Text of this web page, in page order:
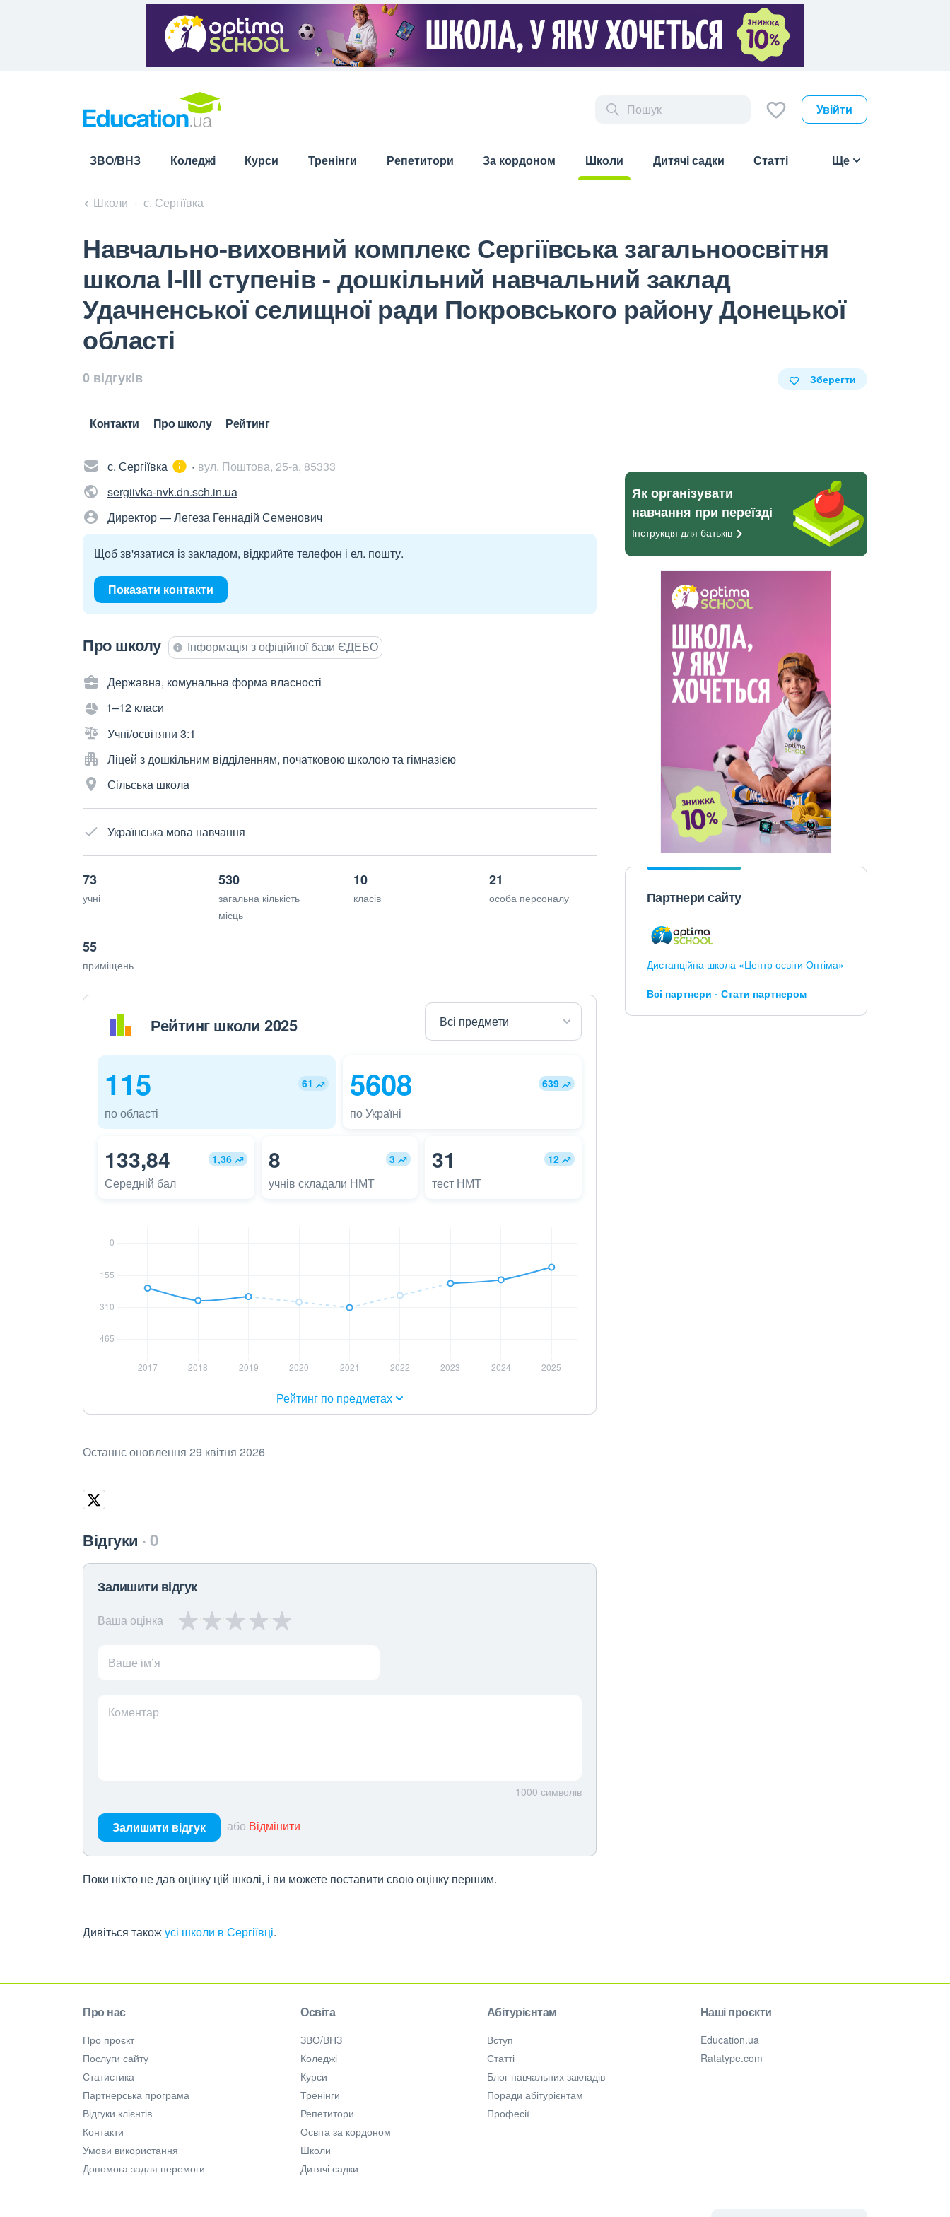
Увійти
ЗВО/ВНЗ Коледжі Курси Тренінги Репетитори За кордоном
Школи
Дитячі садки Статті Ще
Школи с. Сергіївка
Навчально-виховний комплекс Сергіївська загальноосвітня
школа I-III ступенів - дошкільний навчальний заклад
Удачненської селищної ради Покровського району Донецької
області
0 відгуків Зберегти
Контакти Про школу Рейтинг
с. Сергіївка
вул. Поштова, 25-а, 85333
sergiivka-nvk.dn.sch.in.ua
Директор — Легеза Геннадій Семенович
Щоб зв'язатися із закладом, відкрийте телефон і ел. пошту.
Показати контакти
Про школу Інформація з офіційної бази ЄДЕБО
Державна, комунальна форма власності
1–12 класи
Учні/освітяни 3:1
Ліцей з дошкільним відділенням, початковою школою та гімназією
Сільська школа
Українська мова навчання
73
учні
530
загальна кількість
місць
10
класів
21
особа персоналу
55
приміщень
Рейтинг школи 2025
115 61
по області
5608 639
по Україні
133,84 1,36
Середній бал
8 3
учнів складали НМТ
31 12
тест НМТ
Рейтинг по предметах
Останнє оновлення 29 квітня 2026
Відгуки 0
Залишити відгук
Ваша оцінка
Ваше ім’я
Коментар
1000 символів
Залишити відгук або Відмінити
Поки ніхто не дав оцінку цій школі, і ви можете поставити свою оцінку першим.
Дивіться такожусі школи в Сергіївці.
Як організувати
навчання при переїзді
Інструкція для батьків
Партнери сайту
Дистанційна школа «Центр освіти Оптіма»
Всі партнери Стати партнером
Про нас
Про проєкт
Послуги сайту
Статистика
Партнерська програма
Відгуки клієнтів
Контакти
Умови використання
Допомога задля перемоги
Освіта
ЗВО/ВНЗ
Коледжі
Курси
Тренінги
Репетитори
Освіта за кордоном
Школи
Дитячі садки
Абітурієнтам
Вступ
Статті
Блог навчальних закладів
Поради абітурієнтам
Професії
Наші проєкти
Education.ua
Ratatype.com